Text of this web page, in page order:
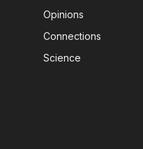
Opinions
Connections
Science